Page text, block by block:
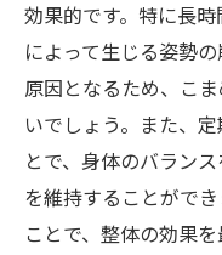
効果的です。特に長
によって生じる姿勢
原因となるため、こ
いでしょう。また、
とで、身体のバラン
を維持することがで
ことで、整体の効果